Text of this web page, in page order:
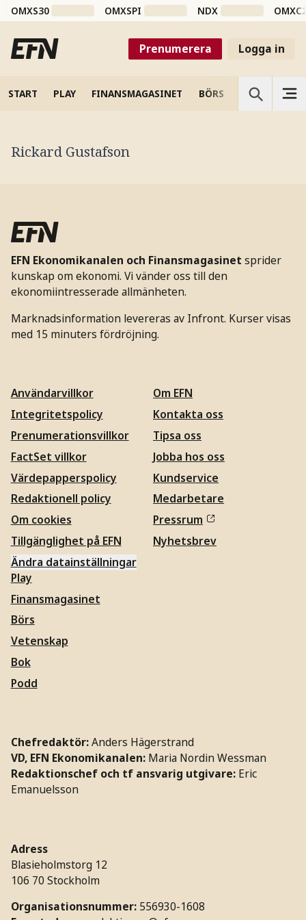
OMXS30 OMXSPI NDX
Prenumerera Logga in
START PLAY FINANSMAGASINET BÖRS VETENSKAP
Rickard Gustafson
EFN Ekonomikanalen och Finansmagasinet sprider
kunskap om ekonomi. Vi vänder oss till den
ekonomiintresserade allmänheten.
Marknadsinformation levereras av Infront. Kurser visas
med 15 minuters fördröjning.
Användarvillkor
Integritetspolicy
Prenumerationsvillkor
FactSet villkor
Värdepapperspolicy
Redaktionell policy
Om cookies
Tillgänglighet på EFN
Ändra datainställningar
Om EFN
Kontakta oss
Tipsa oss
Jobba hos oss
Kundservice
Medarbetare
Pressrum
Nyhetsbrev
Play
Finansmagasinet
Börs
Vetenskap
Bok
Podd
Chefredaktör:Anders Hägerstrand
VD, EFN Ekonomikanalen: Maria Nordin Wessman
Redaktionschef och tf ansvarig utgivare: Eric
Emanuelsson
Adress
Blasieholmstorg 12
106 70 Stockholm
Organisationsnummer: 556930-1608